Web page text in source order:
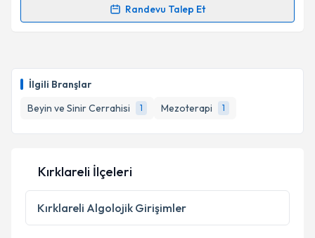
İlgili Branşlar
Beyin ve Sinir Cerrahisi
1 Mezoterapi 1
kapsamda işlenmesini kabul ediyorum.
Randevu Talep Et
Randevu Takvimi Talebi
takvim hazırlandığında e-posta ile bilgilendireceğiz.
Kişisel verilerimin işlenmesine ilişkinAydınlatma
Metni 'ni okudum ve kişisel verilerimin belirtilen
kapsamda işlenmesini kabul ediyorum.
Kırklareli İlçeleri
Kırklareli Algolojik Girişimler